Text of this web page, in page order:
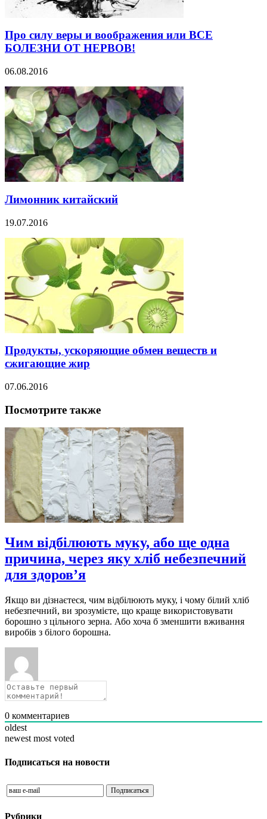
Про силу веры и воображения или ВСЕ
БОЛЕЗНИ ОТ НЕРВОВ!
06.08.2016
Лимонник китайский
19.07.2016
Продукты, ускоряющие обмен веществ и
сжигающие жир
07.06.2016
Посмотрите также
Чим відбілюють муку, або ще одна
причина, через яку хліб небезпечний
для здоров’я
Якщо ви дізнаєтеся, чим відбілюють муку, і чому білий хліб
небезпечний, ви зрозумієте, що краще використовувати
борошно з цільного зерна. Або хоча б зменшити вживання
виробів з білого борошна.
0 комментариев
oldest
newest most voted
Подписаться на новости
Рубрики